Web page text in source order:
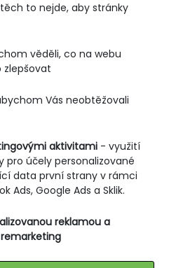
to nejde, aby stránky
věděli, co na webu
Vás neobtěžovali
aktivitami - využití
pro účely personalizované
data první strany v rámci
Ads, Google Ads a Sklik.
reklamou a